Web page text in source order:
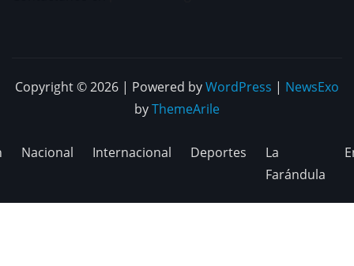
Copyright © 2026 | Powered byWordPress | NewsExo
byThemeArile
Nacional Internacional Deportes
La
Farándula